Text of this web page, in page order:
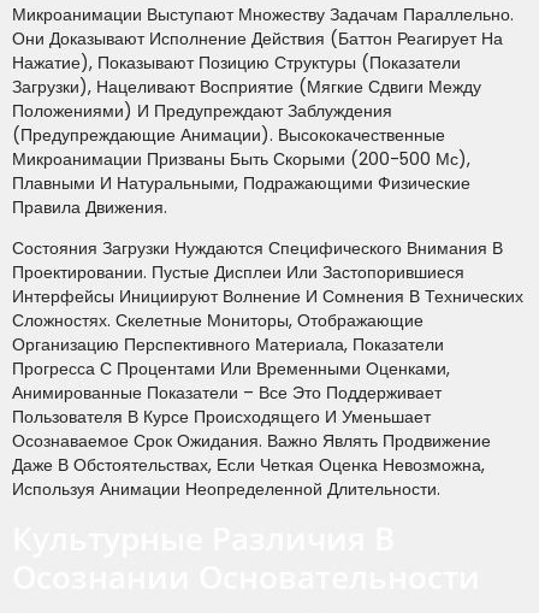
Микроанимации Выступают Множеству Задачам Параллельно.
Они Доказывают Исполнение Действия (баттон Реагирует На
Нажатие), Показывают Позицию Структуры (показатели
Загрузки), Нацеливают Восприятие (мягкие Сдвиги Между
Положениями) И Предупреждают Заблуждения
(предупреждающие Анимации). Высококачественные
Микроанимации Призваны Быть Скорыми (200-500 Мс),
Плавными И Натуральными, Подражающими Физические
Правила Движения.
Состояния Загрузки Нуждаются Специфического Внимания В
Проектировании. Пустые Дисплеи Или Застопорившиеся
Интерфейсы Инициируют Волнение И Сомнения В Технических
Сложностях. Скелетные Мониторы, Отображающие
Организацию Перспективного Материала, Показатели
Прогресса С Процентами Или Временными Оценками,
Анимированные Показатели – Все Это Поддерживает
Пользователя В Курсе Происходящего И Уменьшает
Осознаваемое Срок Ожидания. Важно Являть Продвижение
Даже В Обстоятельствах, Если Четкая Оценка Невозможна,
Используя Анимации Неопределенной Длительности.